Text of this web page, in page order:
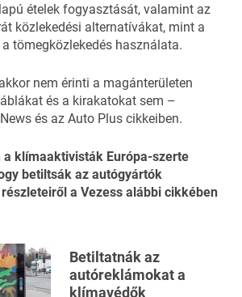
ételek fogyasztását, valamint az
közlekedési alternatívákat, mint a
tömegközlekedés használata.
nem érinti a magánterületen
és a kirakatokat sem –
és az Auto Plus cikkeiben.
klímaaktivisták Európa-szerte
betiltsák az autógyártók
a Vezess alábbi cikkében
Betiltatnák az
autóreklámokat a
klímavédők